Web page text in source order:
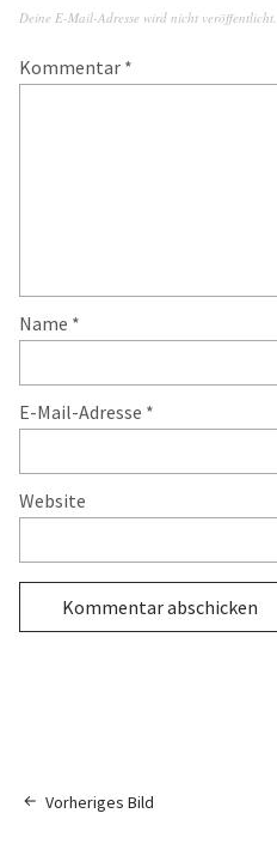
Deine E-Mail-Adresse wird nicht veröffentlicht.
Kommentar *
Name *
E-Mail-Adresse *
Website
Vorheriges Bild